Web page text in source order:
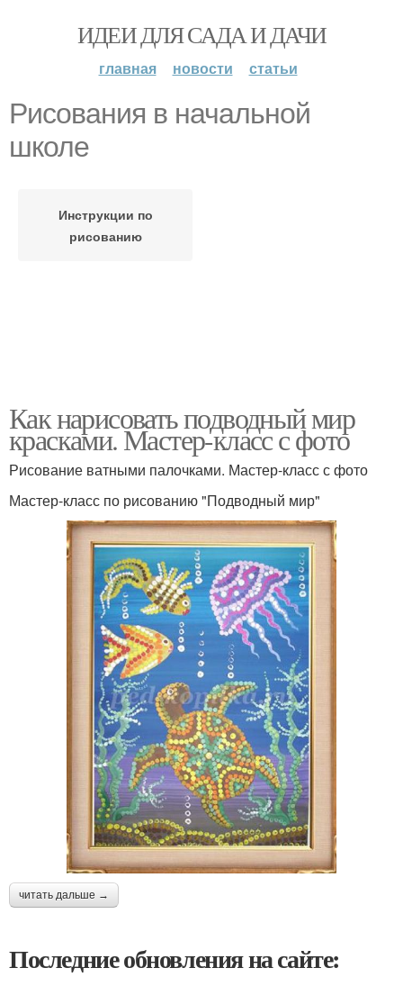
ИДЕИ ДЛЯ САДА И ДАЧИ
главная новости статьи
Рисования в начальной
школе
Инструкции по
рисованию
Как нарисовать подводный мир
красками. Мастер-класс с фото
Рисование ватными палочками. Мастер-класс с фото
Мастер-класс по рисованию "Подводный мир"
читать дальше →
Последние обновления на сайте: